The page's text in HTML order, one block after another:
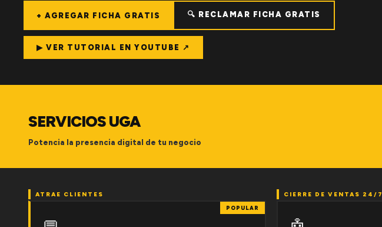
+ AGREGAR FICHA GRATIS 🔍 RECLAMAR FICHA GRATIS
▶ VER TUTORIAL EN YOUTUBE ↗
SERVICIOS UGA
Potencia la presencia digital de tu negocio
ATRAE CLIENTES
POPULAR
CIERRE DE VENTAS 24/7